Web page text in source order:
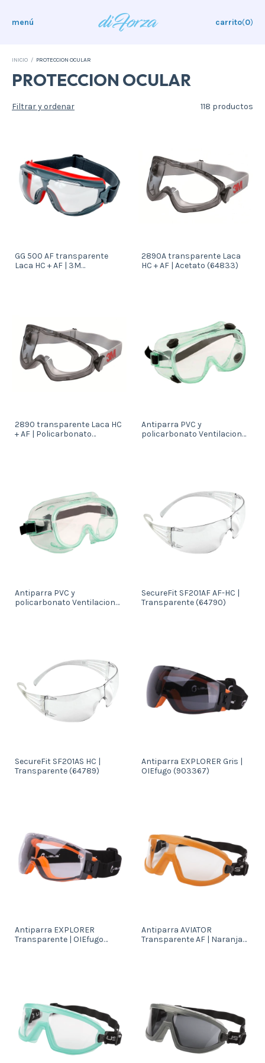
menú carrito(0)
INICIO / PROTECCION OCULAR
PROTECCION OCULAR
Filtrar y ordenar 118 productos
GG 500 AF transparente
Laca HC + AF | 3M
2890A transparente Laca
HC + AF | Acetato (64833)
2890 transparente Laca HC
+ AF | Policarbonato
Antiparra PVC y
policarbonato Ventilacion
Antiparra PVC y
policarbonato Ventilacion
SecureFit SF201AF AF-HC |
Transparente (64790)
SecureFit SF201AS HC |
Transparente (64789)
Antiparra EXPLORER Gris |
OIEfugo (903367)
Antiparra EXPLORER
Transparente | OIEfugo
Antiparra AVIATOR
Transparente AF | Naranja